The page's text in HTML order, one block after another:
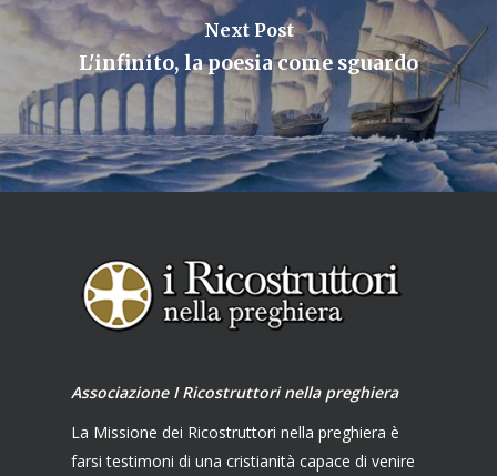
Next Post
L'infinito, la poesia come sguardo
Associazione I Ricostruttori nella preghiera
La Missione dei Ricostruttori nella preghiera è
farsi testimoni di una cristianità capace di venire